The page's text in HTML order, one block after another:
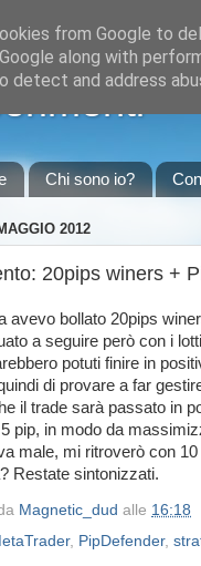
Chi sono io?
2012
20pips winers +
avevo bollato 20pips
a seguire però con i
potuti finire in
di provare a far
il trade sarà passato in
pip, in modo da
male, mi ritroverò con
Restate sintonizzati.
Magnetic_dud alle 16:18
, PipDefender,
from Google to
along with
detect and address